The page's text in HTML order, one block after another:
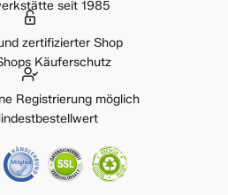
seit 1985
zertifizierter Shop
Käuferschutz
Registrierung möglich